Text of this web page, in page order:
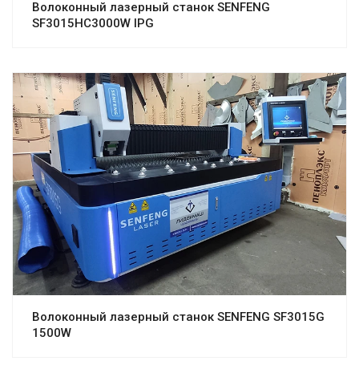
Волоконный лазерный станок SENFENG
SF3015HC3000W IPG
Волоконный лазерный станок SENFENG SF3015G
1500W